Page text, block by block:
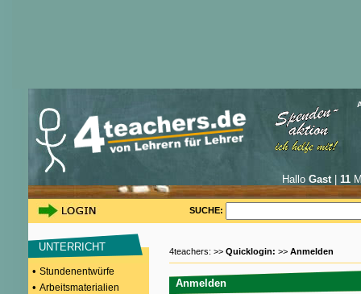
Hallo Gast| 11
SUCHE:
UNTERRICHT
• Stundenentwürfe
• Arbeitsmaterialien
4teachers: >> Quicklogin: >> Anmelden
Anmelden